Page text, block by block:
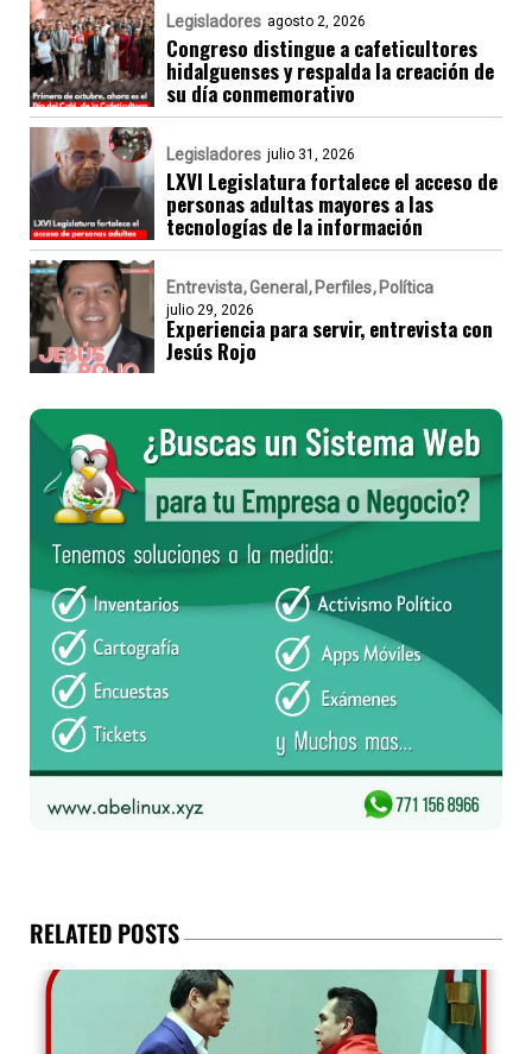
Legisladores agosto 2, 2026
Congreso distingue a cafeticultores
hidalguenses y respalda la creación de
su día conmemorativo
Legisladores julio 31, 2026
LXVI Legislatura fortalece el acceso de
personas adultas mayores a las
tecnologías de la información
Entrevista General Perfiles Política
julio 29, 2026
Experiencia para servir, entrevista con
Jesús Rojo
RELATED POSTS